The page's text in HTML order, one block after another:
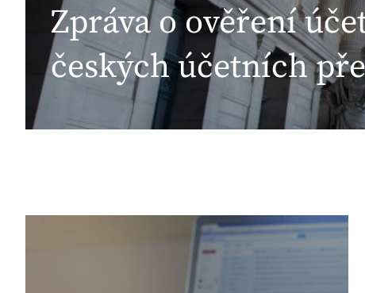
Zpráva o ověření
českých účetních